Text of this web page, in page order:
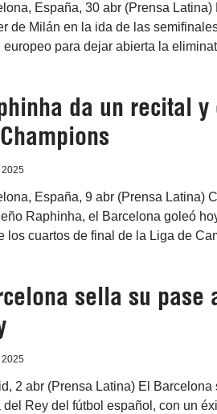
España, 30 abr (Prensa
de Milán en la ida de las
europeo para dejar abierta la
da un recital
España, 9 abr (Prensa Latina)
Raphinha, el Barcelona goleó
los cuartos de final de la Liga de
sella su pase
2 abr (Prensa Latina) El
del Rey del fútbol español, con un